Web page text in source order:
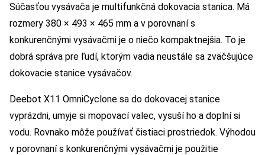
Súčasťou vysávača je multifunkčná dokovacia stanica. Má
rozmery 380 × 493 × 465 mm a v porovnaní s
konkurenčnými vysávačmi je o niečo kompaktnejšia. To je
dobrá správa pre ľudí, ktorým vadia neustále sa zväčšujúce
dokovacie stanice vysávačov.
Deebot X11 OmniCyclone sa do dokovacej stanice
vyprázdni, umyje si mopovací valec, vysuší ho a doplní si
vodu. Rovnako môže používať čistiaci prostriedok. Výhodou
v porovnaní s konkurenčnými vysávačmi je použitie